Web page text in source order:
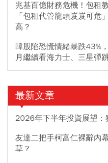
兆基百億財務危機！包租
「包租代管龍頭岌岌可危
高？
韓股陷恐慌情緒暴跌43%
月繼續看海力士、三星彈
最新文章
2026年下半年投資展望
友達二把手柯富仁裸辭內
草？